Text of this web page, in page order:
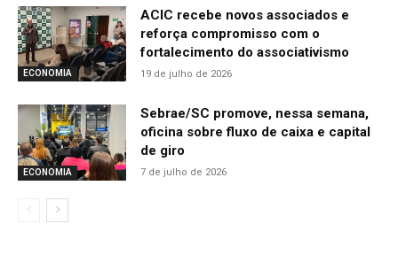
ECONOMIA
ACIC recebe novos associados e
reforça compromisso com o
fortalecimento do associativismo
19 de julho de 2026
ECONOMIA
Sebrae/SC promove, nessa semana,
oficina sobre fluxo de caixa e capital
de giro
7 de julho de 2026